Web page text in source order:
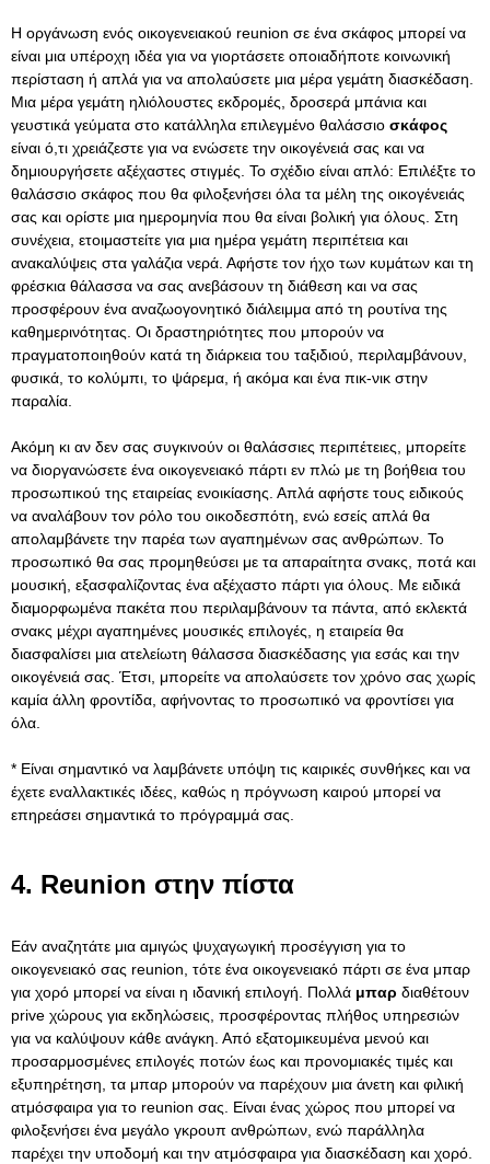
Η οργάνωση ενός οικογενειακού reunion σε ένα σκάφος μπορεί να
είναι μια υπέροχη ιδέα για να γιορτάσετε οποιαδήποτε κοινωνική
περίσταση ή απλά για να απολαύσετε μια μέρα γεμάτη διασκέδαση.
Μια μέρα γεμάτη ηλιόλουστες εκδρομές, δροσερά μπάνια και
γευστικά γεύματα στο κατάλληλα επιλεγμένο θαλάσσιο σκάφος
είναι ό,τι χρειάζεστε για να ενώσετε την οικογένειά σας και να
δημιουργήσετε αξέχαστες στιγμές. Το σχέδιο είναι απλό: Επιλέξτε το
θαλάσσιο σκάφος που θα φιλοξενήσει όλα τα μέλη της οικογένειάς
σας και ορίστε μια ημερομηνία που θα είναι βολική για όλους. Στη
συνέχεια, ετοιμαστείτε για μια ημέρα γεμάτη περιπέτεια και
ανακαλύψεις στα γαλάζια νερά. Αφήστε τον ήχο των κυμάτων και τη
φρέσκια θάλασσα να σας ανεβάσουν τη διάθεση και να σας
προσφέρουν ένα αναζωογονητικό διάλειμμα από τη ρουτίνα της
καθημερινότητας. Οι δραστηριότητες που μπορούν να
πραγματοποιηθούν κατά τη διάρκεια του ταξιδιού, περιλαμβάνουν,
φυσικά, το κολύμπι, το ψάρεμα, ή ακόμα και ένα πικ-νικ στην
παραλία.
Ακόμη κι αν δεν σας συγκινούν οι θαλάσσιες περιπέτειες, μπορείτε
να διοργανώσετε ένα οικογενειακό πάρτι εν πλώ με τη βοήθεια του
προσωπικού της εταιρείας ενοικίασης. Απλά αφήστε τους ειδικούς
να αναλάβουν τον ρόλο του οικοδεσπότη, ενώ εσείς απλά θα
απολαμβάνετε την παρέα των αγαπημένων σας ανθρώπων. Το
προσωπικό θα σας προμηθεύσει με τα απαραίτητα σνακς, ποτά και
μουσική, εξασφαλίζοντας ένα αξέχαστο πάρτι για όλους. Με ειδικά
διαμορφωμένα πακέτα που περιλαμβάνουν τα πάντα, από εκλεκτά
σνακς μέχρι αγαπημένες μουσικές επιλογές, η εταιρεία θα
διασφαλίσει μια ατελείωτη θάλασσα διασκέδασης για εσάς και την
οικογένειά σας. Έτσι, μπορείτε να απολαύσετε τον χρόνο σας χωρίς
καμία άλλη φροντίδα, αφήνοντας το προσωπικό να φροντίσει για
όλα.
* Είναι σημαντικό να λαμβάνετε υπόψη τις καιρικές συνθήκες και να
έχετε εναλλακτικές ιδέες, καθώς η πρόγνωση καιρού μπορεί να
επηρεάσει σημαντικά το πρόγραμμά σας.
4. Reunion στην πίστα
Εάν αναζητάτε μια αμιγώς ψυχαγωγική προσέγγιση για το
οικογενειακό σας reunion, τότε ένα οικογενειακό πάρτι σε ένα μπαρ
για χορό μπορεί να είναι η ιδανική επιλογή. Πολλά μπαρ διαθέτουν
prive χώρους για εκδηλώσεις, προσφέροντας πλήθος υπηρεσιών
για να καλύψουν κάθε ανάγκη. Από εξατομικευμένα μενού και
προσαρμοσμένες επιλογές ποτών έως και προνομιακές τιμές και
εξυπηρέτηση, τα μπαρ μπορούν να παρέχουν μια άνετη και φιλική
ατμόσφαιρα για το reunion σας. Είναι ένας χώρος που μπορεί να
φιλοξενήσει ένα μεγάλο γκρουπ ανθρώπων, ενώ παράλληλα
παρέχει την υποδομή και την ατμόσφαιρα για διασκέδαση και χορό.